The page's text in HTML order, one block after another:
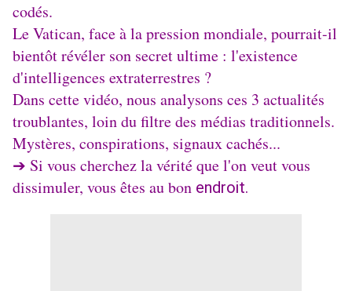
codés.
Le Vatican, face à la pression mondiale, pourrait-il
bientôt révéler son secret ultime : l'existence
d'intelligences extraterrestres ?
Dans cette vidéo, nous analysons ces 3 actualités
troublantes, loin du filtre des médias traditionnels.
Mystères, conspirations, signaux cachés...
➔ Si vous cherchez la vérité que l'on veut vous
dissimuler, vous êtes au bon endroit.